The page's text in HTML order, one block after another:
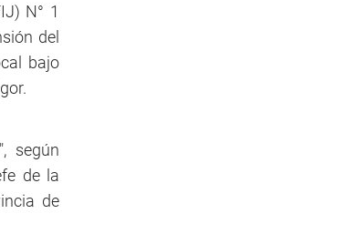
N° 1
del
bajo
según
de la
de